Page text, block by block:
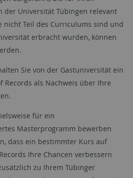
der Universität Tübingen relevant
nicht Teil des Curriculums sind und
erbracht wurden, können
Sie von der Gastuniversität ein
Records als Nachweis über Ihre
für ein
Masterprogramm bewerben
dass ein bestimmter Kurs auf
Ihre Chancen verbessern
zu Ihrem Tübinger